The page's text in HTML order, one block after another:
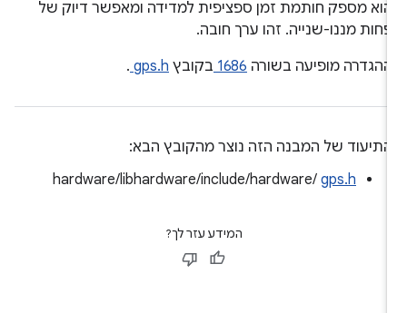
הוא מספק חותמת זמן ספציפית למדידה ומאפשר דיוק של
פחות מננו-שנייה. זהו ערך חובה.
ההגדרה מופיעה בשורה1686 בקובץgps.h
.
התיעוד של המבנה הזה נוצר מהקובץ הבא:
hardware/libhardware/include/hardware/gps.h
המידע עזר לך?